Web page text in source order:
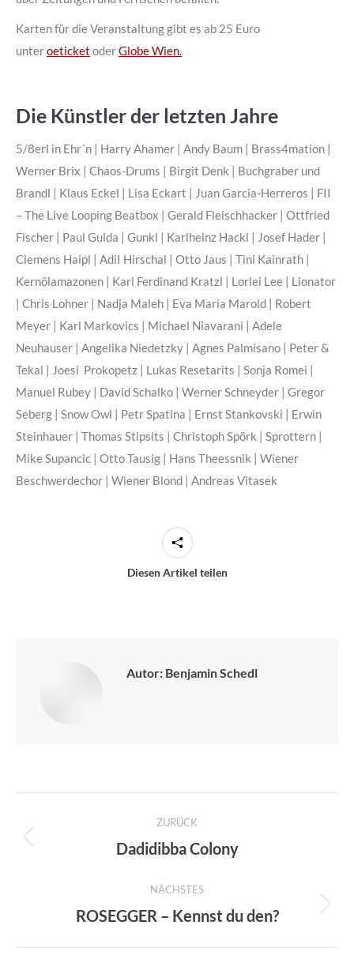
Karten für die Veranstaltung gibt es ab 25 Euro
unteroeticket oderGlobe Wien.
Die Künstler der letzten Jahre
5/8erl in Ehr´n | Harry Ahamer | Andy Baum | Brass4mation |
Werner Brix | Chaos-Drums | Birgit Denk | Buchgraber und
Brandl | Klaus Eckel | Lisa Eckart | Juan Garcia-Herreros | FII
– The Live Looping Beatbox | Gerald Fleischhacker | Ottfried
Fischer | Paul Gulda | Gunkl | Karlheinz Hackl | Josef Hader |
Clemens Haipl | AdiI Hirschal | Otto Jaus | Tini Kainrath |
Kernölamazonen | Karl Ferdinand Kratzl | Lorlei Lee | Lionator
| Chris Lohner | Nadja Maleh | Eva Maria Marold | Robert
Meyer | Karl Markovics | Michael Niavarani | Adele
Neuhauser | Angelika Niedetzky | Agnes Palmisano | Peter &
Tekal | Joesi Prokopetz | Lukas Resetarits | Sonja Romei |
Manuel Rubey | David Schalko | Werner Schneyder | Gregor
Seberg | Snow Owl | Petr Spatina | Ernst Stankovski | Erwin
Steinhauer | Thomas Stipsits | Christoph Spörk | Sprottern |
Mike Supancic | Otto Tausig | Hans Theessnik | Wiener
Beschwerdechor | Wiener Blond | Andreas Vitasek
Diesen Artikel teilen
Autor: Benjamin Schedl
Kommentarnavigation
ZURÜCK
Vorheriger
Dadidibba Colony
NÄCHSTES
Nächster
ROSEGGER – Kennst du den?